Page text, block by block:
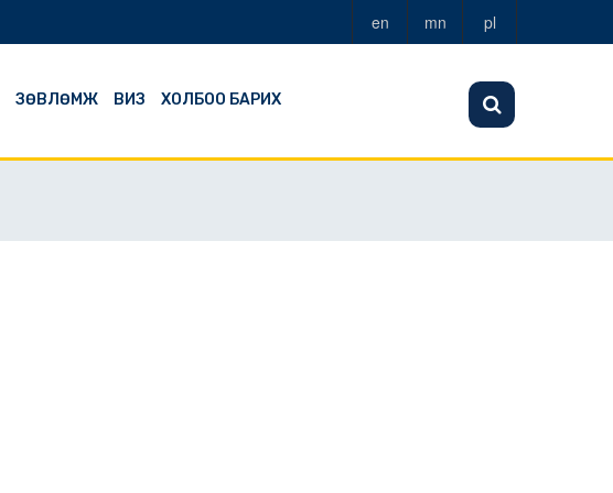
en mn pl
ЗӨВЛӨМЖ ВИЗ ХОЛБОО БАРИХ